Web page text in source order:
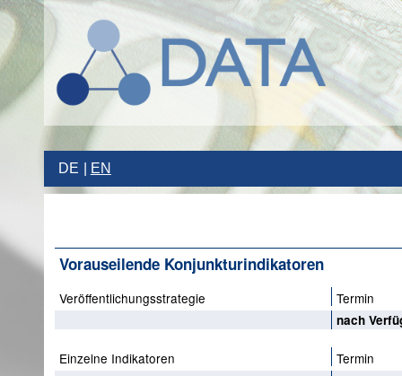
DE EN
Vorauseilende Konjunkturindikatoren
Veröffentlichungsstrategie Termin
nach
Einzelne Indikatoren
Termin